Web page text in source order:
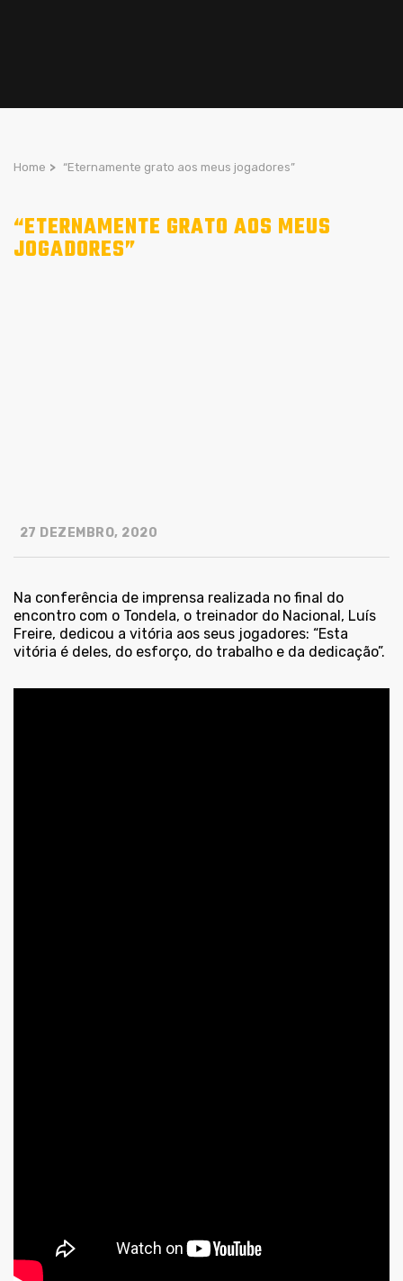
Home > “Eternamente grato aos meus jogadores”
“ETERNAMENTE GRATO AOS MEUS
JOGADORES”
27 DEZEMBRO, 2020
Na conferência de imprensa realizada no final do
encontro com o Tondela, o treinador do Nacional, Luís
Freire, dedicou a vitória aos seus jogadores: “Esta
vitória é deles, do esforço, do trabalho e da dedicação”.